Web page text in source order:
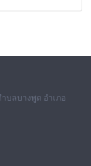
บลบางพูด อำเภอ